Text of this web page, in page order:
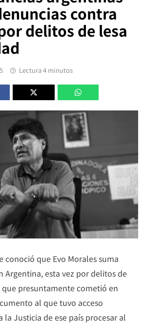
contra
delitos de lesa
Lectura 4 minutos
conoció que Evo Morales suma
Argentina, esta vez por delitos de
presuntamente cometió en
al que tuvo acceso
la Justicia de ese país procesar al